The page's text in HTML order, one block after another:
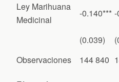
Ley Marihuana
Medicinal
-0.140*** -
(0.039)
Observaciones
144 840